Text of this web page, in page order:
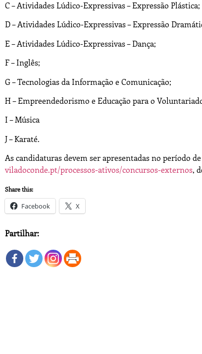
C – Atividades Lúdico-Expressivas – Expressão Plástica;
D – Atividades Lúdico-Expressivas – Expressão
E – Atividades Lúdico-Expressivas – Dança;
F – Inglês;
G – Tecnologias da Informação e Comunicação;
H – Empreendedorismo e Educação para o
I – Música
J – Karaté.
As candidaturas devem ser apresentadas no período
viladoconde.pt/processos-ativos/concursos-externos,
Share this:
Facebook X
Partilhar: